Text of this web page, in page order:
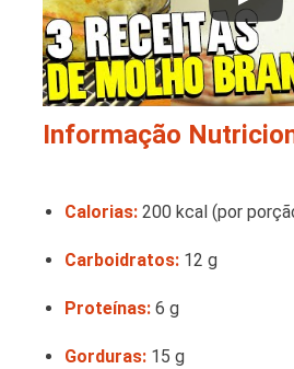
Informação
Calorias: 200 kcal (por
Carboidratos: 12 g
Proteínas: 6 g
Gorduras: 15 g